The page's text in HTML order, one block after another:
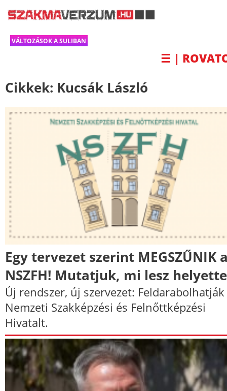
VÁLTOZÁSOK A SULIBAN
☰ |
Cikkek: Kucsák László
Egy tervezet szerint MEGSZŰNIK
NSZFH! Mutatjuk, mi lesz
Új rendszer, új szervezet: Feldarabolhatják
Nemzeti Szakképzési és Felnőttképzési
Hivatalt.